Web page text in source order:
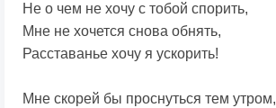
Не о чем не хочу с тобой спорить,
Мне не хочется снова обнять,
Расставанье хочу я ускорить!
Мне скорей бы проснуться тем утром,